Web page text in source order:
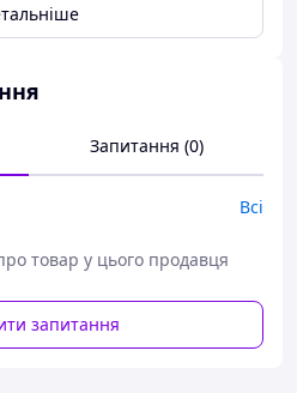
Запитання (0)
Всі
товар у цього продавця
запитання